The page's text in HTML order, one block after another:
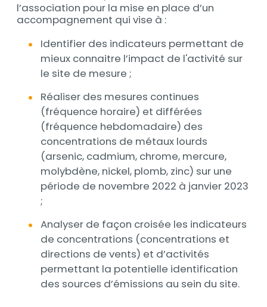
l’association pour la mise en place d’un
accompagnement qui vise à :
Identifier des indicateurs permettant de
mieux connaitre l’impact de l'activité sur
le site de mesure ;
Réaliser des mesures continues
(fréquence horaire) et différées
(fréquence hebdomadaire) des
concentrations de métaux lourds
(arsenic, cadmium, chrome, mercure,
molybdène, nickel, plomb, zinc) sur une
période de novembre 2022 à janvier 2023
;
Analyser de façon croisée les indicateurs
de concentrations (concentrations et
directions de vents) et d’activités
permettant la potentielle identification
des sources d’émissions au sein du site.